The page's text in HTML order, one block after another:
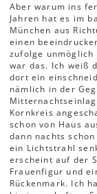
Aber warum ins
Jahren hat es im
München aus
einen
zufolge unmöglich
war das. Ich weiß
dort ein
nämlich in der
Kornkreis
schon von Haus
dann nachts
ein Lichtstrahl
erscheint auf der
Frauenfigur und
Rückenmark. Ich